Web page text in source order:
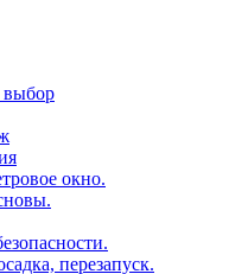
выбор
окно.
перезапуск.